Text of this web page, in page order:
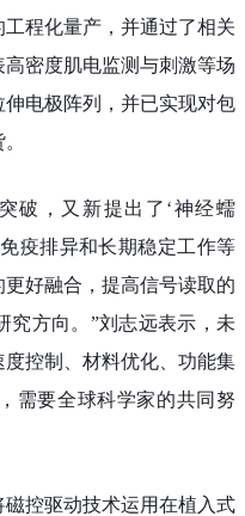
程化量产，并通过了相关
密度肌电监测与刺激等场
电极阵列，并已实现对包
破，又新提出了‘神经蠕
疫排异和长期稳定工作等
好融合，提高信号读取的
究方向。”刘志远表示，未
控制、材料优化、功能集
需要全球科学家的共同努
控驱动技术运用在植入式